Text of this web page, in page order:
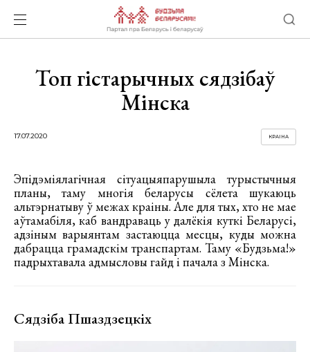
Топ гістарычных сядзібаў
Мінска
17.07.2020 КРАІНА
Эпідэміялагічная сітуацыяпарушыла турыстычныя
планы, таму многія беларусы сёлета шукаюць
альтэрнатыву ў межах краіны. Але для тых, хто не мае
аўтамабіля, каб вандраваць у далёкія куткі Беларусі,
адзіным варыянтам застаюцца месцы, куды можна
дабрацца грамадскім транспартам. Таму «Будзьма!»
падрыхтавала адмысловы гайд і пачала з Мінска.
Сядзіба Пшаздзецкіх